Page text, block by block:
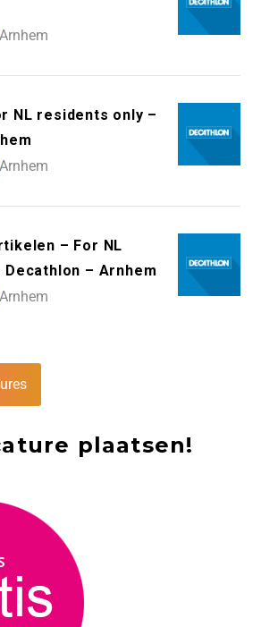
Arnhem
NL residents only –
Arnhem
– For NL
– Arnhem
Arnhem
plaatsen!